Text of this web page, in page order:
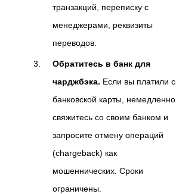
транзакций, переписку с
менеджерами, реквизиты
переводов.
Обратитесь в банк для
чарджбэка. Если вы платили с
банковской карты, немедленно
свяжитесь со своим банком и
запросите отмену операций
(chargeback) как
мошеннических. Сроки
ограничены.